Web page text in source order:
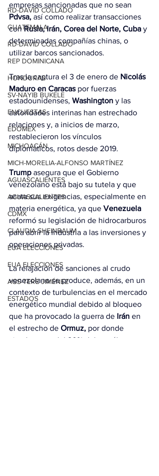
RD-DAVID COLLADO
GUATEMALA
RD-DAVID COLLADO
REP DOMINICANA
HONDURAS
SV-NAYIB BUKELE
ENCUESTAS
EDOMEX
MICHOACÁN
MICH-MORELIA-ALFONSO MARTÍNEZ
AGUASCALIENTES
AGUASCALIENTES
CDMX
CLAUDIA SHEINBAUM
EUA ELECCIONES
EUA ELECCIONES
AGS-TERE JIMÉNEZ
ESTADOS
empresas sancionadas que no sean
Pdvsa, así como realizar transacciones
con Rusia, Irán, Corea del Norte, Cuba y
determinadas compañías chinas, o
utilizar barcos sancionados.
Tras la captura el 3 de enero de Nicolás
Maduro en Caracas por fuerzas
estadounidenses, Washington y las
autoridades interinas han estrechado
relaciones y, a inicios de marzo,
restablecieron los vínculos
diplomáticos, rotos desde 2019.
Trump asegura que el Gobierno
venezolano está bajo su tutela y que
acata sus exigencias, especialmente en
materia energética, ya que Venezuela
reformó su legislación de hidrocarburos
para abrir la industria a las inversiones y
operaciones privadas.
La relajación de sanciones al crudo
venezolano se produce, además, en un
contexto de turbulencias en el mercado
energético mundial debido al bloqueo
que ha provocado la guerra de Irán en
el estrecho de Ormuz, por donde
circula cerca del 20% del petróleo